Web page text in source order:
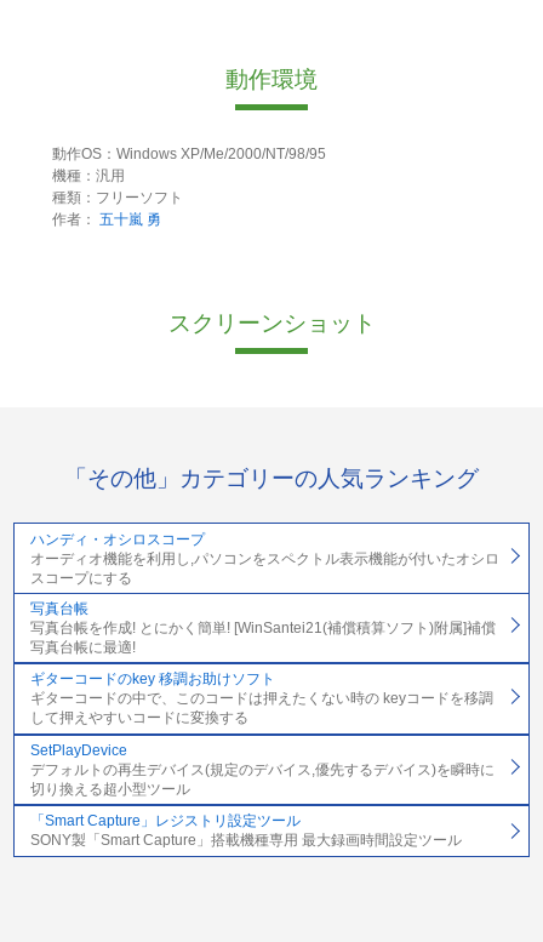
動作環境
動作OS：Windows XP/Me/2000/NT/98/95
機種：汎用
種類：フリーソフト
作者： 五十嵐 勇
スクリーンショット
「その他」カテゴリーの人気ランキング
ハンディ・オシロスコープ
オーディオ機能を利用し,パソコンをスペクトル表示機能が付いたオシロ
スコープにする
写真台帳
写真台帳を作成! とにかく簡単! [WinSantei21(補償積算ソフト)附属]補償
写真台帳に最適!
ギターコードのkey 移調お助けソフト
ギターコードの中で、このコードは押えたくない時の keyコードを移調
して押えやすいコードに変換する
SetPlayDevice
デフォルトの再生デバイス(規定のデバイス,優先するデバイス)を瞬時に
切り換える超小型ツール
「Smart Capture」レジストリ設定ツール
SONY製「Smart Capture」搭載機種専用 最大録画時間設定ツール